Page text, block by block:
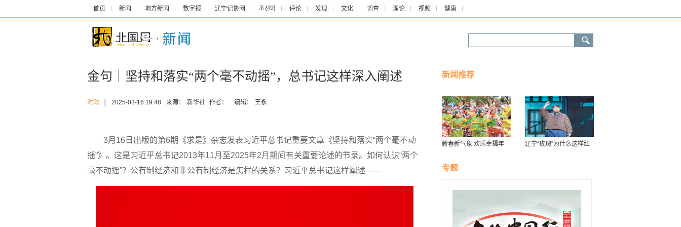
首页 新闻 地方新闻 数字报 辽宁记协网 조선어 评论 发现 文化 调查 理论 视频 健康
金句｜坚持和落实“两个毫不动摇”，总书记这样深入阐述
时政 2025-03-16 19:48 来源： 新华社 作者： 编辑： 王永
3月16日出版的第6期《求是》杂志发表习近平总书记重要文章《坚持和落实“两个毫不动
摇”》。这是习近平总书记2013年11月至2025年2月期间有关重要论述的节录。如何认识“两个
毫不动摇”？公有制经济和非公有制经济是怎样的关系？习近平总书记这样阐述——
新闻推荐
新春新气象 欢乐幸福年
辽宁“玫瑰”为什么这样红
专题